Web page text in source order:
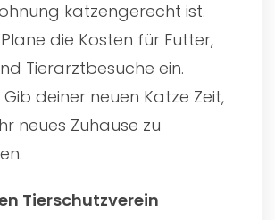
katzengerecht ist.
Plane die Kosten für Futter,
Tierarztbesuche ein.
Gib deiner neuen Katze Zeit,
neues Zuhause zu
Tierschutzverein